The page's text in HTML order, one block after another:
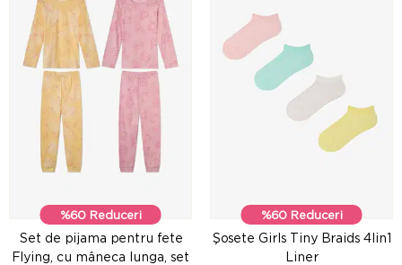
%60 Reduceri
Set de pijama pentru fete
Flying, cu mâneca lunga, set
%60 Reduceri
Şosete Girls Tiny Braids 4lin1
Liner